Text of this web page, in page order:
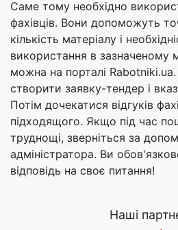
Саме тому необхідно
фахівців. Вони допоможуть
кількість матеріалу і
використання в зазначеному
можна на порталі
створити заявку-тендер і
Потім дочекатися відгуків
підходящого. Якщо під час
труднощі, зверніться за
адміністратора. Ви
відповідь на своє питання!
Наші